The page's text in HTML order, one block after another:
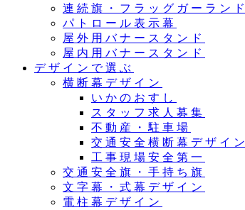
連続旗・フラッグガーランド
パトロール表示幕
屋外用バナースタンド
屋内用バナースタンド
デザインで選ぶ
横断幕デザイン
いかのおすし
スタッフ求人募集
不動産・駐車場
交通安全横断幕デザイン
工事現場安全第一
交通安全旗・手持ち旗
文字幕・式幕デザイン
電柱幕デザイン